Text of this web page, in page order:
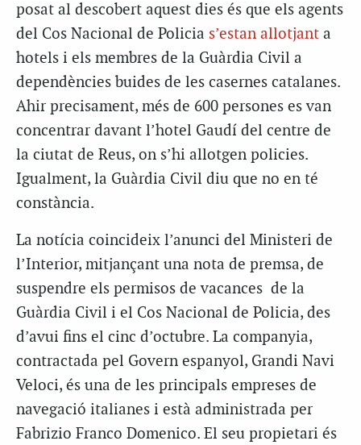
posat al descobert aquest dies és que els agents
del Cos Nacional de Policia s’estan allotjant a
hotels i els membres de la Guàrdia Civil a
dependències buides de les casernes catalanes.
Ahir precisament, més de 600 persones es van
concentrar davant l’hotel Gaudí del centre de
la ciutat de Reus, on s’hi allotgen policies.
Igualment, la Guàrdia Civil diu que no en té
constància.
La notícia coincideix l’anunci del Ministeri de
l’Interior, mitjançant una nota de premsa, de
suspendre els permisos de vacances de la
Guàrdia Civil i el Cos Nacional de Policia, des
d’avui fins el cinc d’octubre. La companyia,
contractada pel Govern espanyol, Grandi Navi
Veloci, és una de les principals empreses de
navegació italianes i està administrada per
Fabrizio Franco Domenico. El seu propietari és